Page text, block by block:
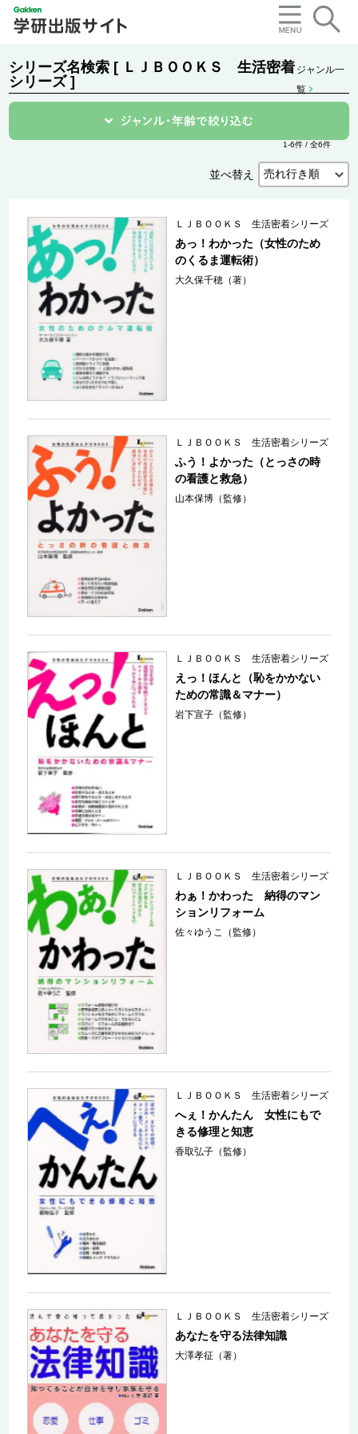
シリーズ名検索 [ ＬＪＢＯＯＫＳ 生活密着
シリーズ ]
ジャンル一
覧
1-6件 / 全6件
並べ替え
ＬＪＢＯＯＫＳ 生活密着シリーズ
あっ！わかった（女性のため
のくるま運転術）
大久保千穂（著）
ＬＪＢＯＯＫＳ 生活密着シリーズ
ふう！よかった（とっさの時
の看護と救急）
山本保博（監修）
ＬＪＢＯＯＫＳ 生活密着シリーズ
えっ！ほんと（恥をかかない
ための常識＆マナー）
岩下宣子（監修）
ＬＪＢＯＯＫＳ 生活密着シリーズ
わぁ！かわった 納得のマン
ションリフォーム
佐々ゆうこ（監修）
ＬＪＢＯＯＫＳ 生活密着シリーズ
へぇ！かんたん 女性にもで
きる修理と知恵
香取弘子（監修）
ＬＪＢＯＯＫＳ 生活密着シリーズ
あなたを守る法律知識
大澤孝征（著）